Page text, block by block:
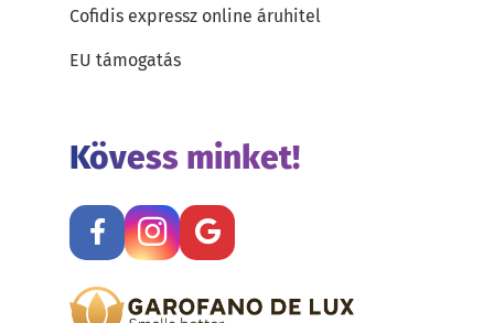
Cofidis expressz online áruhitel
EU támogatás
Kövess minket!